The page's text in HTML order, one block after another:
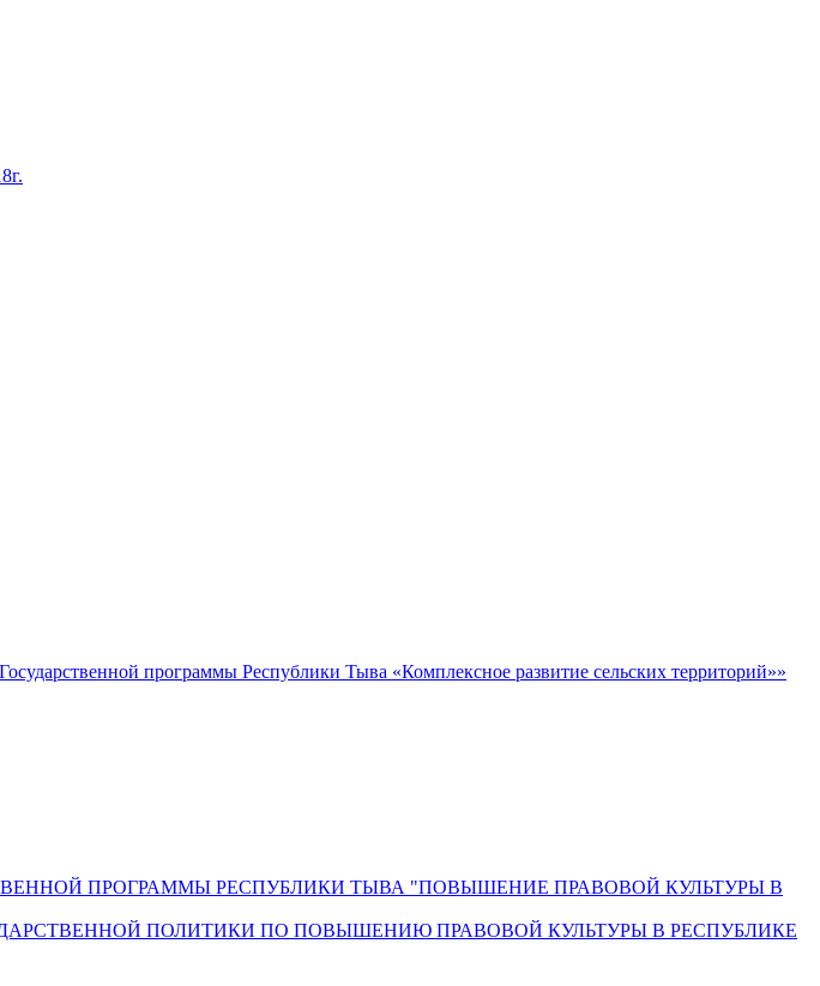
программы Республики Тыва «Комплексное развитие сельских территорий»»
ПРОГРАММЫ РЕСПУБЛИКИ ТЫВА "ПОВЫШЕНИЕ ПРАВОВОЙ КУЛЬТУРЫ В
ПОЛИТИКИ ПО ПОВЫШЕНИЮ ПРАВОВОЙ КУЛЬТУРЫ В РЕСПУБЛИКЕ